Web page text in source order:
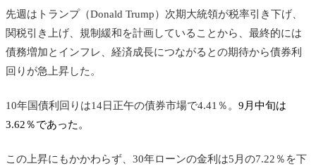
先週はトランプ（Donald Trump） 次期大統領が税率引き下げ、
関税引き上げ、規制緩和を計画していることから、最終的には
債務増加とインフレ、経済成長につながるとの期待から債券利
回りが急上昇した。
10年国債利回りは14日正午の債券市場で4.41％。 9月中旬は
3.62％であった。
この上昇にもかかわらず、30年ローンの金利は5月の7.22％を下